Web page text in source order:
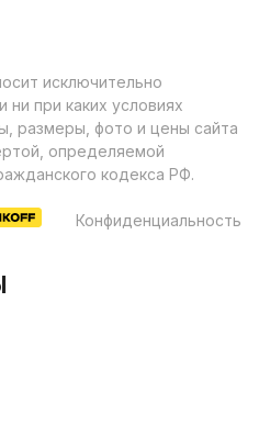
исключительно
при каких условиях
размеры, фото и цены сайта
определяемой
кодекса РФ.
Конфиденциальность